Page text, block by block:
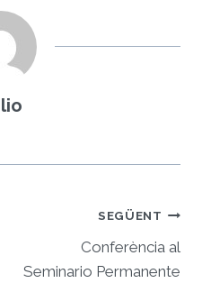
SEGÜENT
Conferència al
Seminario Permanente